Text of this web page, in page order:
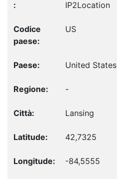
IP2Location
US
United States
-
Lansing
42,7325
-84,5555